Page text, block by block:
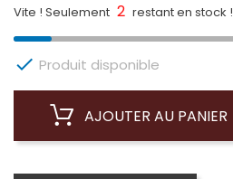
Vite ! Seulement 2 restant en stock !
 Produit disponible
AJOUTER AU PANIER